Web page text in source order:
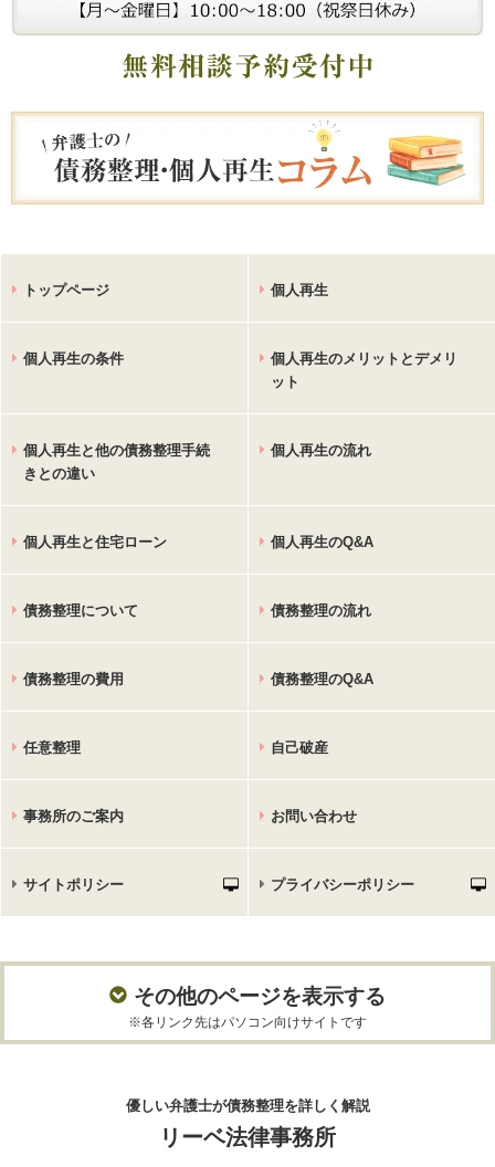
トップページ 個人再生
個人再生の条件
個人再生のメリットとデメリ
ット
個人再生と他の債務整理手続
きとの違い
個人再生の流れ
個人再生と住宅ローン 個人再生のQ&A
債務整理について 債務整理の流れ
債務整理の費用 債務整理のQ&A
任意整理 自己破産
事務所のご案内 お問い合わせ
サイトポリシー プライバシーポリシー
その他のページを表示する
※各リンク先はパソコン向けサイトです
優しい弁護士が債務整理を詳しく解説
リーベ法律事務所